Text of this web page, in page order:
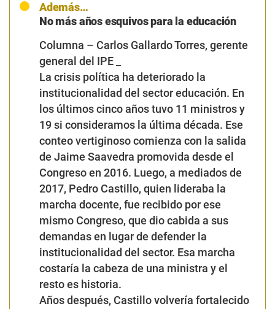
Además…
No más años esquivos para la educación
Columna – Carlos Gallardo Torres, gerente
general del IPE _
La crisis política ha deteriorado la
institucionalidad del sector educación. En
los últimos cinco años tuvo 11 ministros y
19 si consideramos la última década. Ese
conteo vertiginoso comienza con la salida
de Jaime Saavedra promovida desde el
Congreso en 2016. Luego, a mediados de
2017, Pedro Castillo, quien lideraba la
marcha docente, fue recibido por ese
mismo Congreso, que dio cabida a sus
demandas en lugar de defender la
institucionalidad del sector. Esa marcha
costaría la cabeza de una ministra y el
resto es historia.
Años después, Castillo volvería fortalecido